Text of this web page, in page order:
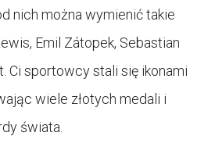
nich można wymienić takie
Emil Zátopek, Sebastian
Ci sportowcy stali się ikonami
wiele złotych medali i
świata.